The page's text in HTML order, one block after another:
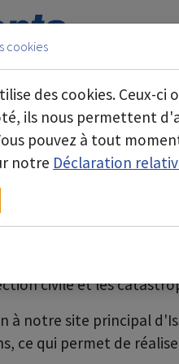
d'activité
en matière de
nous façonnons
d'appareils,
la dépollution, sur la
civile et les
à notre site principal
ce qui permet de
cookies
des cookies. Ceux-
ils nous permettent
pouvez à tout
notre Déclaration